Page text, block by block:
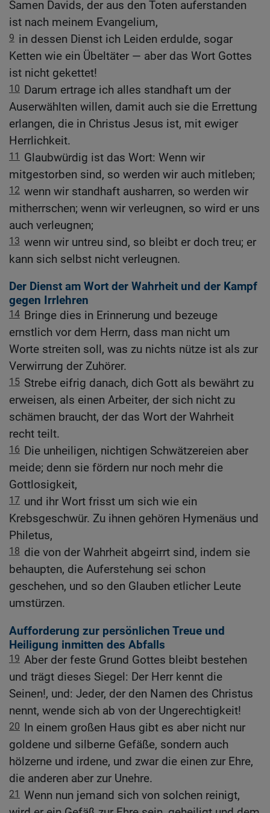
Samen Davids, der aus den Toten auferstanden
ist nach meinem Evangelium,
9 in dessen Dienst ich Leiden erdulde, sogar
Ketten wie ein Übeltäter — aber das Wort Gottes
ist nicht gekettet!
10 Darum ertrage ich alles standhaft um der
Auserwählten willen, damit auch sie die Errettung
erlangen, die in Christus Jesus ist, mit ewiger
Herrlichkeit.
11
Glaubwürdig ist das Wort: Wenn wir
mitgestorben sind, so werden wir auch mitleben;
12 wenn wir standhaft ausharren, so werden wir
mitherrschen; wenn wir verleugnen, so wird er uns
auch verleugnen;
13 wenn wir untreu sind, so bleibt er doch treu; er
kann sich selbst nicht verleugnen.
Der Dienst am Wort der Wahrheit und der Kampf
gegen Irrlehren
14 Bringe dies in Erinnerung und bezeuge
ernstlich vor dem Herrn, dass man nicht um
Worte streiten soll, was zu nichts nütze ist als zur
Verwirrung der Zuhörer.
15 Strebe eifrig danach, dich Gott als bewährt zu
erweisen, als einen Arbeiter, der sich nicht zu
schämen braucht, der das Wort der Wahrheit
recht teilt.
16 Die unheiligen, nichtigen Schwätzereien aber
meide; denn sie fördern nur noch mehr die
Gottlosigkeit,
17 und ihr Wort frisst um sich wie ein
Krebsgeschwür. Zu ihnen gehören Hymenäus und
Philetus,
18 die von der Wahrheit abgeirrt sind, indem sie
behaupten, die Auferstehung sei schon
geschehen, und so den Glauben etlicher Leute
umstürzen.
Aufforderung zur persönlichen Treue und
Heiligung inmitten des Abfalls
19 Aber der feste Grund Gottes bleibt bestehen
und trägt dieses Siegel: Der Herr kennt die
Seinen!, und: Jeder, der den Namen des Christus
nennt, wende sich ab von der Ungerechtigkeit!
20 In einem großen Haus gibt es aber nicht nur
goldene und silberne Gefäße, sondern auch
hölzerne und irdene, und zwar die einen zur Ehre,
die anderen aber zur Unehre.
21 Wenn nun jemand sich von solchen reinigt,